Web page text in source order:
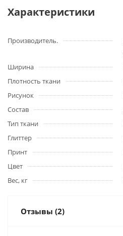
Характеристики
Производитель.
Ширина
Плотность ткани
Рисунок
Состав
Тип ткани
Глиттер
Принт
Цвет
Вес, кг
Отзывы (2)